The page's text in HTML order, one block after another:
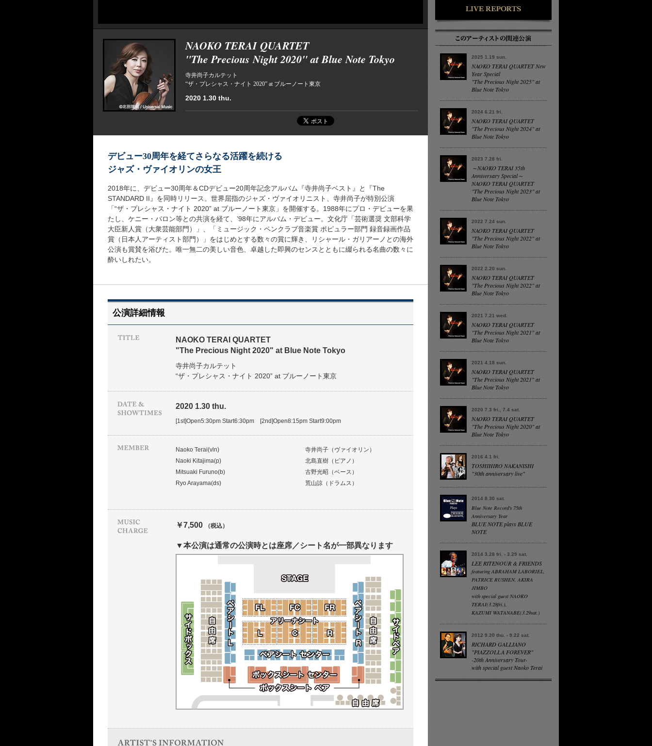
NAOKO TERAI QUARTET
"The Precious Night 2020" at Blue Note Tokyo
寺井尚子カルテット
“ザ・プレシャス・ナイト 2020” at ブルーノート東京
2020 1.30 thu.
デビュー30周年を経てさらなる活躍を続ける
ジャズ・ヴァイオリンの女王
2018年に、デビュー30周年＆CDデビュー20周年記念アルバム『寺井尚子ベスト』と『The
STANDARD II』を同時リリース。世界屈指のジャズ・ヴァイオリニスト、寺井尚子が特別公演
「“ザ・プレシャス・ナイト 2020” at ブルーノート東京」を開催する。1988年にプロ・デビューを果
たし、ケニー・バロン等との共演を経て、’98年にアルバム・デビュー。文化庁「芸術選奨 文部科学
大臣新人賞（大衆芸能部門）」、「ミュージック・ペンクラブ音楽賞 ポピュラー部門 録音録画作品
賞（日本人アーティスト部門）」をはじめとする数々の賞に輝き、リシャール・ガリアーノとの海外
公演も賞賛を浴びた。唯一無二の美しい音色、卓越した即興のセンスとともに綴られる名曲の数々に
酔いしれたい。
公演詳細情報
NAOKO TERAI QUARTET
"The Precious Night 2020" at Blue Note Tokyo
寺井尚子カルテット
“ザ・プレシャス・ナイト 2020” at ブルーノート東京
2020 1.30 thu.
[1st]Open5:30pm Start6:30pm [2nd]Open8:15pm Start9:00pm
Naoko Terai(vln)
寺井尚子（ヴァイオリン）
Naoki Kitajima(p)
北島直樹（ピアノ）
Mitsuaki Furuno(b)
古野光昭（ベース）
Ryo Arayama(ds)
荒山諒（ドラムス）
￥7,500 （税込）
▼本公演は通常の公演時とは座席／シート名が一部異なります
2025 1.19 sun.
NAOKO TERAI QUARTET New
Year Special
"The Precious Night 2025" at
Blue Note Tokyo
2024 6.21 fri.
NAOKO TERAI QUARTET
"The Precious Night 2024" at
Blue Note Tokyo
2023 7.28 fri.
～NAOKO TERAI 35th
Anniversary Special～
NAOKO TERAI QUARTET
"The Precious Night 2023" at
Blue Note Tokyo
2022 7.24 sun.
NAOKO TERAI QUARTET
"The Precious Night 2022" at
Blue Note Tokyo
2022 2.20 sun.
NAOKO TERAI QUARTET
"The Precious Night 2022" at
Blue Note Tokyo
2021 7.21 wed.
NAOKO TERAI QUARTET
"The Precious Night 2021" at
Blue Note Tokyo
2021 4.18 sun.
NAOKO TERAI QUARTET
"The Precious Night 2021" at
Blue Note Tokyo
2020 7.3 fri., 7.4 sat.
NAOKO TERAI QUARTET
"The Precious Night 2020" at
Blue Note Tokyo
2016 4.1 fri.
TOSHIHIRO NAKANISHI
"30th anniversary live"
2014 8.30 sat.
Blue Note Record's 75th
Anniversary Year
BLUE NOTE plays BLUE
NOTE
2014 3.28 fri. - 3.29 sat.
LEE RITENOUR & FRIENDS
featuring ABRAHAM LABORIEL,
PATRICE RUSHEN, AKIRA
JIMBO
with special guest NAOKO
TERAI(3.28fri.),
KAZUMI WATANABE(3.29sat.)
2012 9.20 thu. - 9.22 sat.
RICHARD GALLIANO
"PIAZZOLLA FOREVER"
-20th Anniversary Tour-
with special guest Naoko Terai